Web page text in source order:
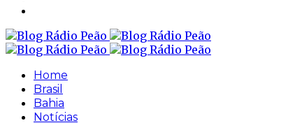
Home
Brasil
Bahia
Notícias